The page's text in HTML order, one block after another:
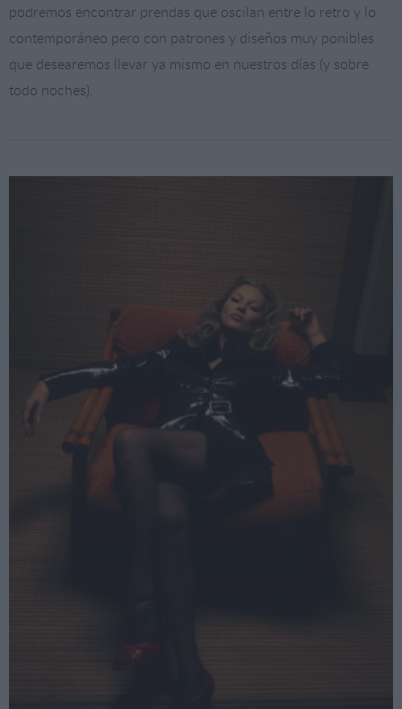
podremos encontrar prendas que oscilan entre lo retro y lo
contemporáneo pero con patrones y diseños muy ponibles
que desearemos llevar ya mismo en nuestros días (y sobre
todo noches).